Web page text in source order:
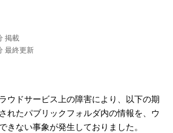
掲載
最終更新
ウドサービス上の障害により、以下の期
れたパブリックフォルダ内の情報を、ウ
きない事象が発生しておりました。